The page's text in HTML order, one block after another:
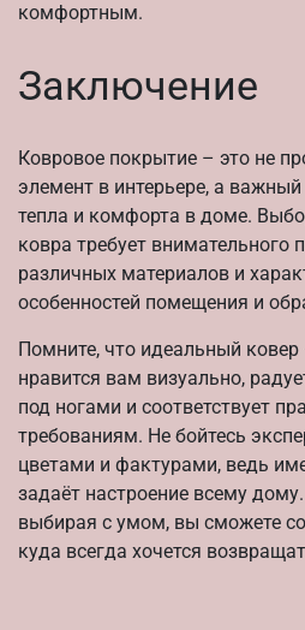
комфортным.
Заключение
Ковровое покрытие – это не
элемент в интерьере, а
тепла и комфорта в доме.
ковра требует внимательного
различных материалов и
особенностей помещения и
Помните, что идеальный ковер
нравится вам визуально,
под ногами и соответствует
требованиям. Не бойтесь
цветами и фактурами, ведь
задаёт настроение всему
выбирая с умом, вы сможете
куда всегда хочется